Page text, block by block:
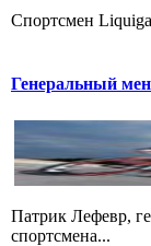
Cпортсмен
Генеральный
Патрик Лефевр,
спортсмена...